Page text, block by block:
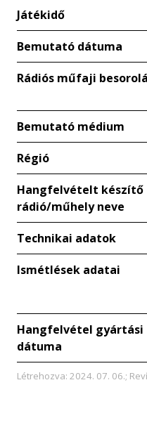
Játékidő
Bemutató dátuma
Rádiós műfaji
Bemutató médium
Régió
Hangfelvételt készítő
rádió/műhely neve
Technikai adatok
Ismétlések adatai
Hangfelvétel gyártási
dátuma
Létrehozva: 2024. 07. 06.;